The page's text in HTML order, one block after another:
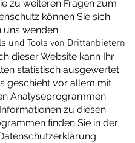
zu weiteren Fragen zum
können Sie sich
uns wenden.
und Tools von Dritt­anbietern
dieser Website kann Ihr
statistisch ausgewertet
geschieht vor allem mit
Analyseprogrammen.
zu diesen
finden Sie in der